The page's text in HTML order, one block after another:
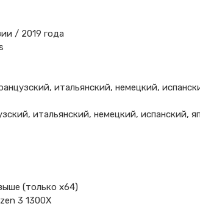
/ 2019 года
итальянский, немецкий,
итальянский, немецкий, испанский,
(только x64)
3 1300X